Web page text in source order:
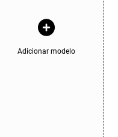
Adicionar modelo